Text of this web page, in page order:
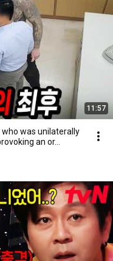
11:57
was unilaterally
an or...